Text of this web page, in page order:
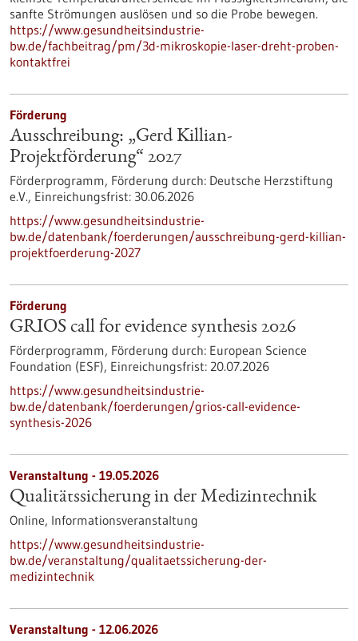
sanfte Strömungen auslösen und so die Probe bewegen.
https://www.gesundheitsindustrie-
bw.de/fachbeitrag/pm/3d-mikroskopie-laser-dreht-proben-
kontaktfrei
Förderung
Ausschreibung: „Gerd Killian-
Projektförderung“ 2027
Förderprogramm, Förderung durch: Deutsche Herzstiftung
e.V., Einreichungsfrist: 30.06.2026
https://www.gesundheitsindustrie-
bw.de/datenbank/foerderungen/ausschreibung-gerd-killian-
projektfoerderung-2027
Förderung
GRIOS call for evidence synthesis 2026
Förderprogramm, Förderung durch: European Science
Foundation (ESF), Einreichungsfrist: 20.07.2026
https://www.gesundheitsindustrie-
bw.de/datenbank/foerderungen/grios-call-evidence-
synthesis-2026
Veranstaltung - 19.05.2026
Qualitätssicherung in der Medizintechnik
Online, Informationsveranstaltung
https://www.gesundheitsindustrie-
bw.de/veranstaltung/qualitaetssicherung-der-
medizintechnik
Veranstaltung - 12.06.2026